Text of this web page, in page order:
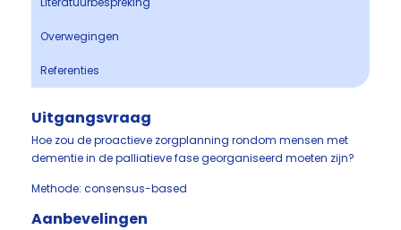
Overwegingen
Referenties
Uitgangsvraag
Hoe zou de proactieve zorgplanning rondom mensen met
dementie in de palliatieve fase georganiseerd moeten zijn?
Methode: consensus-based
Aanbevelingen